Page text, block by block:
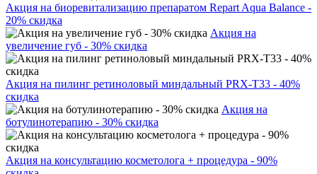
Акция на биоревитализацию препаратом Repart Aqua Balance -
20% скидка
Акция на
увеличение губ - 30% скидка
Акция на пилинг ретиноловый миндальный PRX-T33 - 40%
скидка
Акция на
ботулинотерапию - 30% скидка
Акция на консультацию косметолога + процедура - 90%